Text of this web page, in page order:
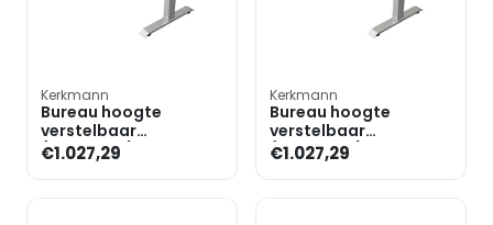
Kerkmann
Bureau hoogte
verstelbaar
(elektrisch) »Move 4«
200 cm T-poot
€1.027,29
Kerkmann
Bureau hoogte
verstelbaar
(elektrisch) »Move 4«
200 cm T-poot
€1.027,29